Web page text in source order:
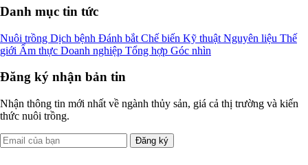
Danh mục tin tức
Nuôi trồng Dịch bệnh Đánh bắt Chế biến Kỹ thuật Nguyên liệu Thế
giới Ẩm thực Doanh nghiệp Tổng hợp Góc nhìn
Đăng ký nhận bản tin
Nhận thông tin mới nhất về ngành thủy sản, giá cả thị trường và kiến
thức nuôi trồng.
Đăng ký